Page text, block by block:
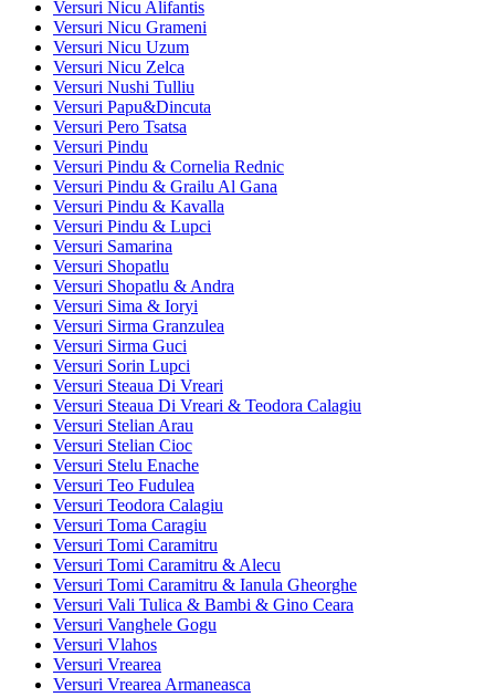
Versuri Nicu Alifantis
Versuri Nicu Grameni
Versuri Nicu Uzum
Versuri Nicu Zelca
Versuri Nushi Tulliu
Versuri Papu&Dincuta
Versuri Pero Tsatsa
Versuri Pindu
Versuri Pindu & Cornelia Rednic
Versuri Pindu & Grailu Al Gana
Versuri Pindu & Kavalla
Versuri Pindu & Lupci
Versuri Samarina
Versuri Shopatlu
Versuri Shopatlu & Andra
Versuri Sima & Ioryi
Versuri Sirma Granzulea
Versuri Sirma Guci
Versuri Sorin Lupci
Versuri Steaua Di Vreari
Versuri Steaua Di Vreari & Teodora Calagiu
Versuri Stelian Arau
Versuri Stelian Cioc
Versuri Stelu Enache
Versuri Teo Fudulea
Versuri Teodora Calagiu
Versuri Toma Caragiu
Versuri Tomi Caramitru
Versuri Tomi Caramitru & Alecu
Versuri Tomi Caramitru & Ianula Gheorghe
Versuri Vali Tulica & Bambi & Gino Ceara
Versuri Vanghele Gogu
Versuri Vlahos
Versuri Vrearea
Versuri Vrearea Armaneasca